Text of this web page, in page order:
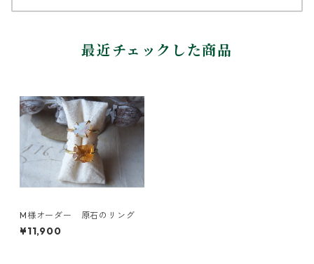
最近チェックした商品
M様オーダー 原石のリング
¥11,900